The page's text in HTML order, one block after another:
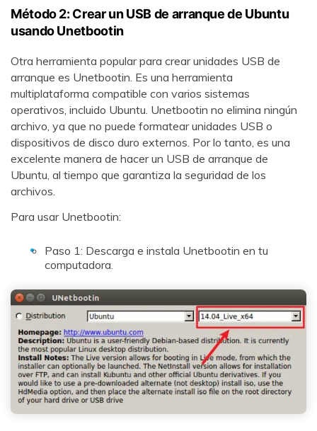
Método 2: Crear un USB de arranque de Ubuntu
usando Unetbootin
Otra herramienta popular para crear unidades USB de
arranque es Unetbootin. Es una herramienta
multiplataforma compatible con varios sistemas
operativos, incluido Ubuntu. Unetbootin no elimina ningún
archivo, ya que no puede formatear unidades USB o
dispositivos de disco duro externos. Por lo tanto, es una
excelente manera de hacer un USB de arranque de
Ubuntu, al tiempo que garantiza la seguridad de los
archivos.
Para usar Unetbootin:
Paso 1: Descarga e instala Unetbootin en tu
computadora.